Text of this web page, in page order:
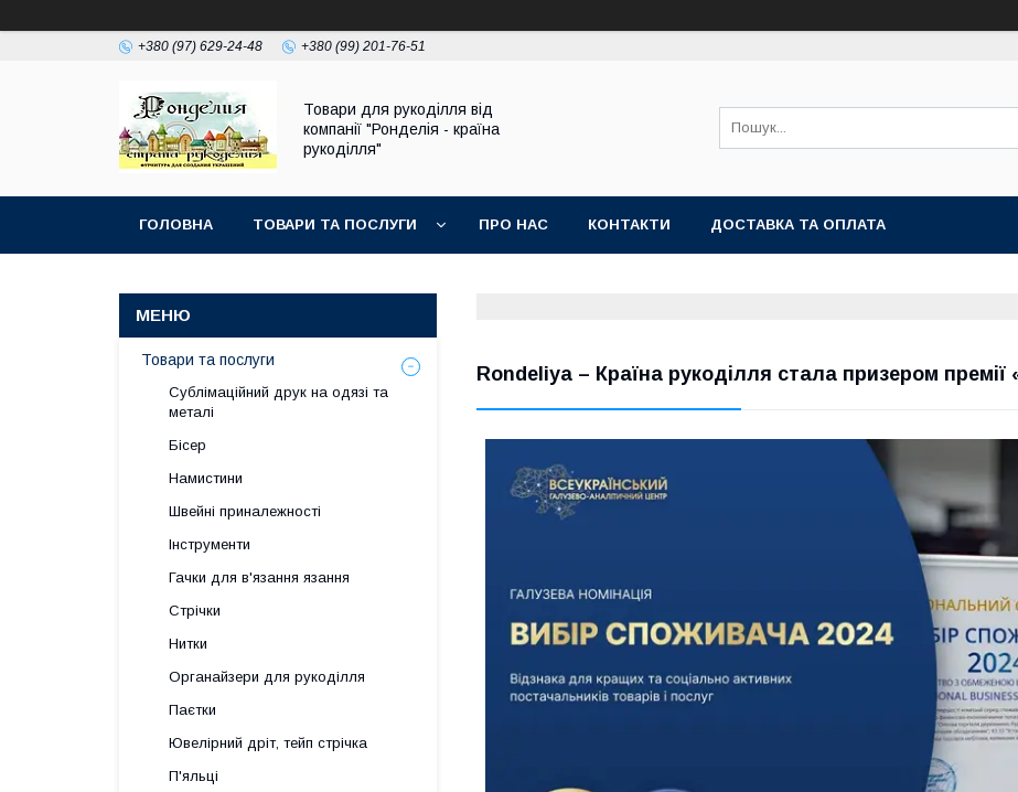
+380 (97) 629-24-48 +380 (99) 201-76-51
Товари для рукоділля від
компанії "Ронделія - країна
рукоділля"
ГОЛОВНА ТОВАРИ ТА ПОСЛУГИ ПРО НАС КОНТАКТИ ДОСТАВКА ТА ОПЛАТА
Rondeliya – Країна рукоділля стала призером премії
Товари та послуги
Сублімаційний друк на одязі та
металі
Бісер
Намистини
Швейні приналежності
Інструменти
Гачки для в'язання язання
Стрічки
Нитки
Органайзери для рукоділля
Паєтки
Ювелірний дріт, тейп стрічка
П'яльці